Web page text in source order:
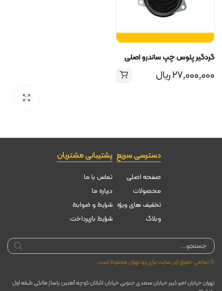
گردگیر پلوس چپ ساندرو اصلی
۲۷,۰۰۰,۰۰۰ریال
دسترسی سریع
صفحه اصلی
محصولات
تخقیف های ویژه
وبلاگ
پشتیبانی مشتریان
تماس با ما
درباره ما
شرایط و ضوابط
شرایط بازپرداخت
Products
search
© تمامی حقوق این سایت برای رنو تهران محفوظ است.
تهران خیابان امیر کبیر خیابان سعدی جنوبی خیابان اکباتان کوچه آهنین پاساژ مالکی طبقه اول